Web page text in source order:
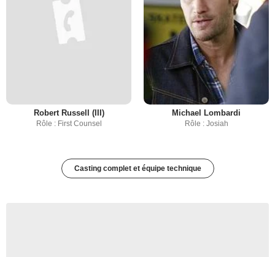
Robert Russell (III)
Rôle : First Counsel
Michael Lombardi
Rôle : Josiah
Casting complet et équipe technique